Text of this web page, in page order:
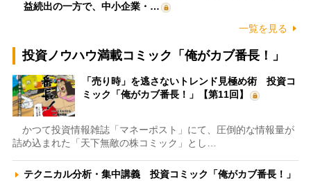
益続出の一方で、中小企業・…
一覧を見る
投資ノウハウ満載コミック「俺がカブ番長！」
「売り時」を逃さないトレンド見極め術 投資コ
ミック「俺がカブ番長！」【第11回】
かつて投資情報雑誌「マネーポスト」にて、圧倒的な情報量が
詰め込まれた「天下無敵の株コミック」とし…
テクニカル分析・集中講義 投資コミック「俺がカブ番長！」